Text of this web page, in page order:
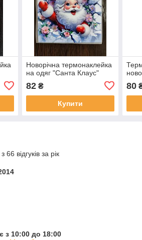
Новорічна термонаклейка
на одяг "Санта Клаус"
82₴
Купити
80
відгуків за рік
з 10:00 до 18:00